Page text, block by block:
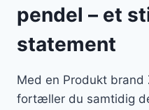
pendel – et
statement
Med en Produkt brand
fortæller du samtidig